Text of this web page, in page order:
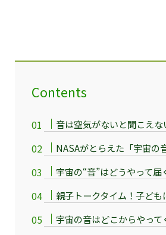
Contents
音は空気がないと聞こえな
NASAがとらえた「宇宙の
宇宙の“音”はどうやって届
親子トークタイム！子ど
宇宙の音はどこからやって